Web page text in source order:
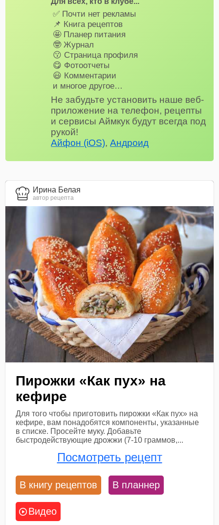
✅ Почти нет рекламы
📌 Книга рецептов
🤩 Планер питания
🤓 Журнал
😗 Страница профиля
😋 Фотоотчеты
😃 Комментарии
и многое другое…
Не забудьте установить наше веб-
приложение на телефон, рецепты
и сервисы Аймкук будут всегда под
рукой!
Айфон (iOS),Андроид
Ирина Белая
автор рецепта
Пирожки «Как пух» на
кефире
Для того чтобы приготовить пирожки «Как пух» на
кефире, вам понадобятся компоненты, указанные
в списке. Просейте муку. Добавьте
быстродействующие дрожжи (7-10 граммов,...
Посмотреть рецепт
В книгу рецептов В планнер
Видео